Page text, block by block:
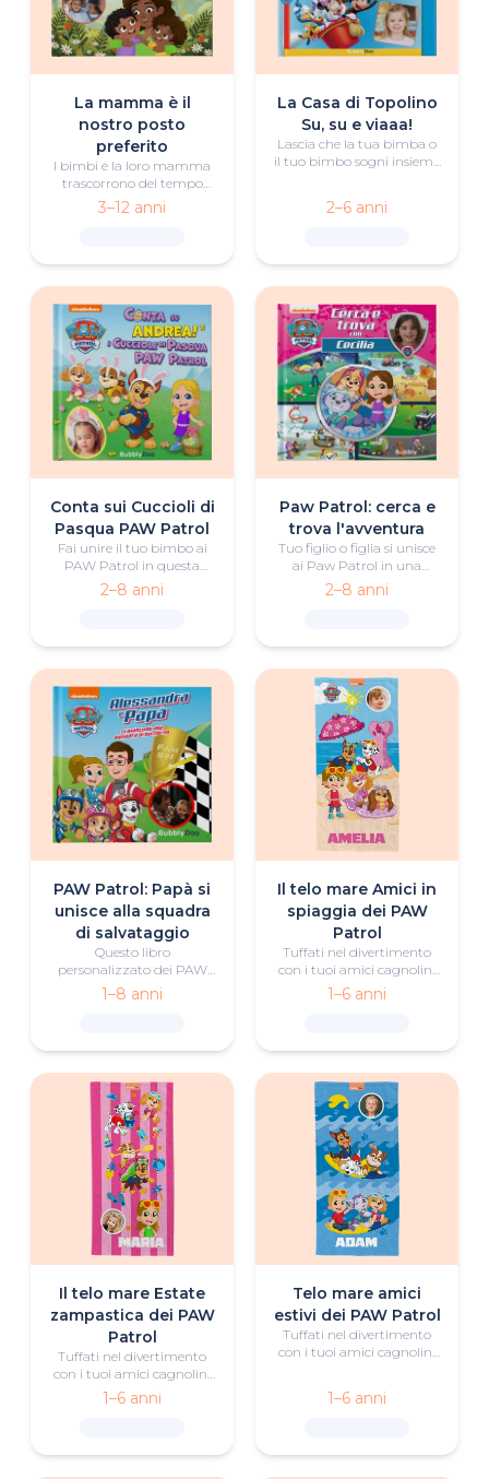
La mamma è il
nostro posto
preferito
I bimbi e la loro mamma
trascorrono del tempo
insieme costruendo un
rifugio emozionante,
che i posti più belli
nascono dall'amore e dalla
vicinanza.
3–12 anni
La Casa di Topolino
Su, su e viaaa!
Lascia che la tua bimba o
il tuo bimbo sogni insieme
mongolfiera ricca di lavoro
2–6 anni
Conta sui Cuccioli di
Pasqua PAW Patrol
Fai unire il tuo bimbo ai
PAW Patrol in questa
coloratissima e divertente
avventura di Pasqua.
2–8 anni
Paw Patrol: cerca e
trova l'avventura
Tuo figlio o figlia si unisce
ai Paw Patrol in una
caccia agli oggetti in giro
per Adventure Bay.
cuccioli vi regalerà
momenti indimenticabili.
2–8 anni
PAW Patrol: Papà si
unisce alla squadra
di salvataggio
Questo libro
personalizzato dei PAW
Patrol racconta la storia di
una squadra formata da
piena di dolcezza.
1–8 anni
Il telo mare Amici in
spiaggia dei PAW
Patrol
Tuffati nel divertimento
con i tuoi amici cagnolini
preferiti con questo telo
mare personalizzato dei
1–6 anni
Il telo mare Estate
zampastica dei PAW
Patrol
Tuffati nel divertimento
con i tuoi amici cagnolini
preferiti con questo telo
mare personalizzato dei
1–6 anni
Telo mare amici
estivi dei PAW Patrol
Tuffati nel divertimento
con i tuoi amici cagnolini
PAW Patrol.
1–6 anni